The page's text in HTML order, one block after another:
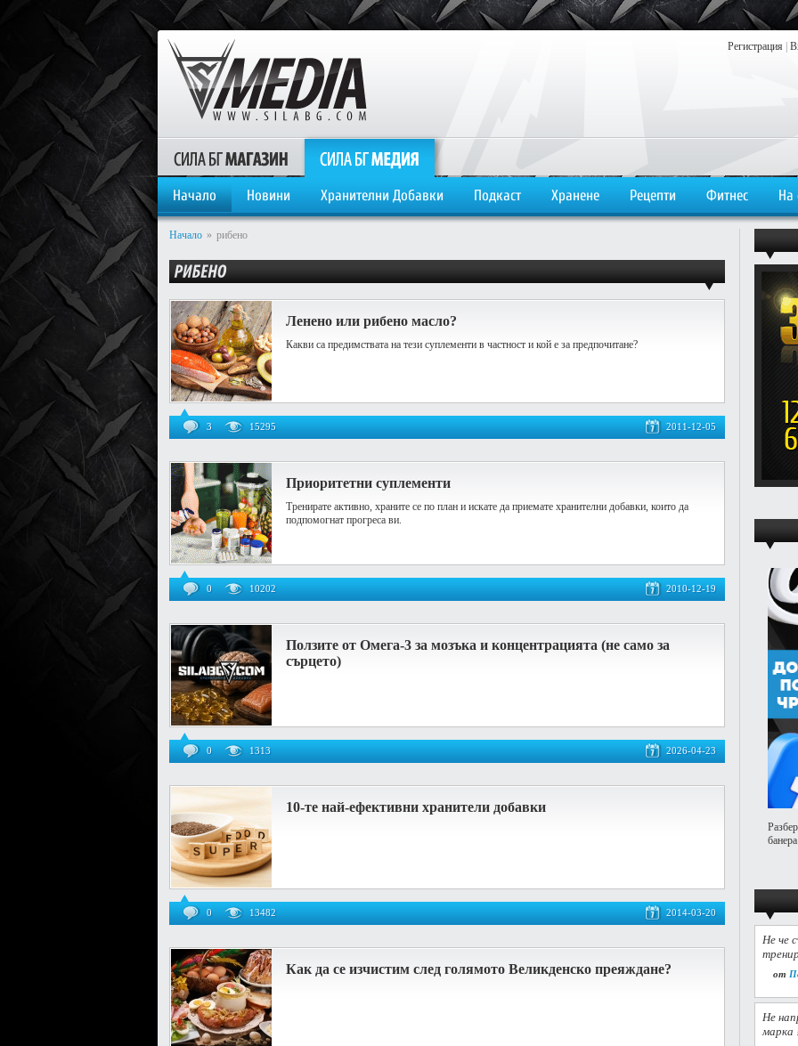
Регистрация
Начало Новини Хранителни Добавки Подкаст Хранене Рецепти Фитнес На
Начало » рибено
Ленено или рибено масло?
Какви са предимствата на тези суплементи в частност и кой е за предпочитане?
3 15295 2011-12-05
Приоритeтни суплементи
Тренирате активно, храните се по план и искате да приемате хранителни добавки, които да
подпомогнат прогреса ви.
0 10202 2010-12-19
Ползите от Омега-3 за мозъка и концентрацията (не само за
сърцето)
0 1313 2026-04-23
10-те най-ефективни хранители добавки
0 13482 2014-03-20
Как да се изчистим след голямото Великденско преяждане?
банера
Не че
от
Не
марка